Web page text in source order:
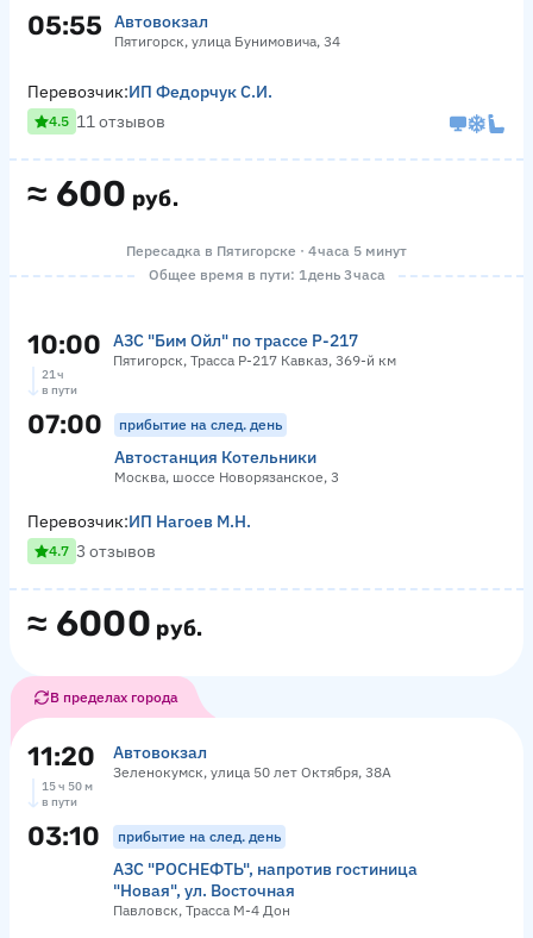
05:55 Автовокзал
Пятигорск, улица Бунимовича, 34
≈ 600 руб.
Перевозчик:ИП Федорчук С.И.
4.5 11 отзывов
Пересадка в Пятигорске · 4 часа 5 минут
Общее время в пути: 1 день 3 часа
10:00 АЗС "Бим Ойл" по трассе Р-217
Пятигорск, Трасса Р-217 Кавказ, 369-й км
21 ч
в пути
07:00 прибытие на след. день
Автостанция Котельники
Москва, шоссе Новорязанское, 3
≈ 6000 руб.
Перевозчик:ИП Нагоев М.Н.
4.7 3 отзывов
В пределах города
11:20 Автовокзал
Зеленокумск, улица 50 лет Октября, 38А
15 ч 50 м
в пути
03:10 прибытие на след. день
АЗС "РОСНЕФТЬ", напротив гостиница
"Новая", ул. Восточная
Павловск, Трасса М-4 Дон